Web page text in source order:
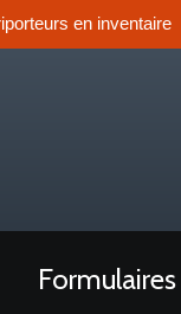
en inventaire
Formulaires